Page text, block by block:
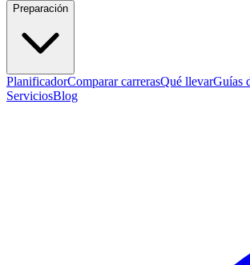
Preparación
PlanificadorComparar carrerasQué llevarGuías
ServiciosBlog